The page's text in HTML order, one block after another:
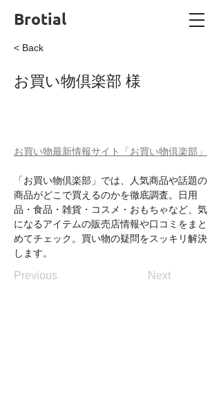
Brotial
< Back
お買い物倶楽部 様
お買い物最新情報サイト「お買い物倶楽部」
「お買い物倶楽部」では、人気商品や話題の
商品がどこで買えるのかを徹底調査。日用
品・食品・雑貨・コスメ・おもちゃなど、気
になるアイテムの販売店情報や口コミをまと
めてチェック。買い物の疑問をスッキリ解決
します。
Previous Next